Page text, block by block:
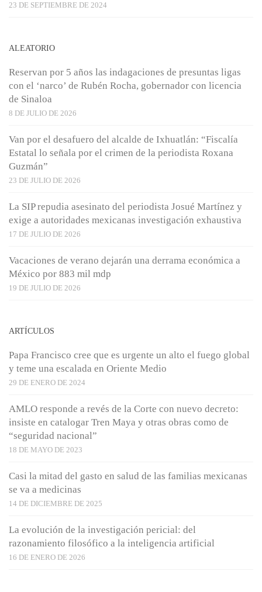
23 DE SEPTIEMBRE DE 2024
ALEATORIO
Reservan por 5 años las indagaciones de presuntas ligas
con el ‘narco’ de Rubén Rocha, gobernador con licencia
de Sinaloa
8 DE JULIO DE 2026
Van por el desafuero del alcalde de Ixhuatlán: “Fiscalía
Estatal lo señala por el crimen de la periodista Roxana
Guzmán”
23 DE JULIO DE 2026
La SIP repudia asesinato del periodista Josué Martínez y
exige a autoridades mexicanas investigación exhaustiva
17 DE JULIO DE 2026
Vacaciones de verano dejarán una derrama económica a
México por 883 mil mdp
19 DE JULIO DE 2026
ARTÍCULOS
Papa Francisco cree que es urgente un alto el fuego global
y teme una escalada en Oriente Medio
29 DE ENERO DE 2024
AMLO responde a revés de la Corte con nuevo decreto:
insiste en catalogar Tren Maya y otras obras como de
“seguridad nacional”
18 DE MAYO DE 2023
Casi la mitad del gasto en salud de las familias mexicanas
se va a medicinas
14 DE DICIEMBRE DE 2025
La evolución de la investigación pericial: del
razonamiento filosófico a la inteligencia artificial
16 DE ENERO DE 2026